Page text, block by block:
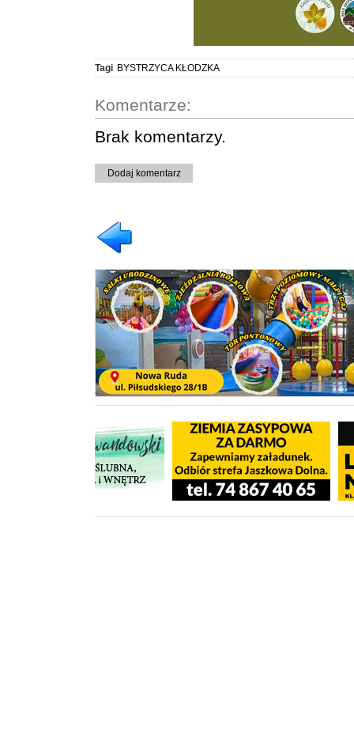
Tagi BYSTRZYCA KŁODZKA
Komentarze:
Brak komentarzy.
Dodaj komentarz